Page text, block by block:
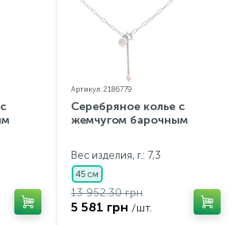
Артикул: 2186779
Серебряное колье с
жемчугом барочным
Вес изделия, г.: 7,3
45 см
13 952.30 грн
5 581 грн /шт.